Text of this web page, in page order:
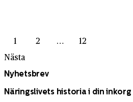
1 2 …
12
Nästa
Nyhetsbrev
Näringslivets historia i din inkorg